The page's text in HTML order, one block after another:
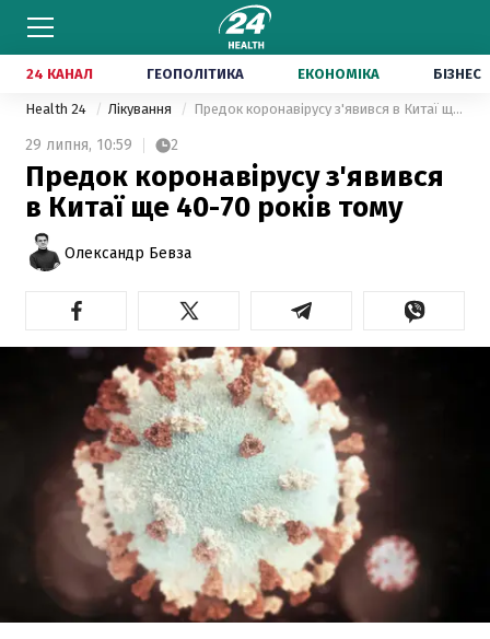
24 КАНАЛ ГЕОПОЛІТИКА ЕКОНОМІКА БІЗНЕС
Health 24 Лікування Предок коронавірусу з'явився в Китаї ще 40-70 років тому
29 липня, 10:59 2
Предок коронавірусу з'явився
в Китаї ще 40-70 років тому
Олександр Бевза